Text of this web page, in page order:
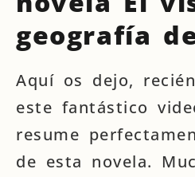
geografía
Aquí os dejo,
este fantástico
resume
de esta novela.